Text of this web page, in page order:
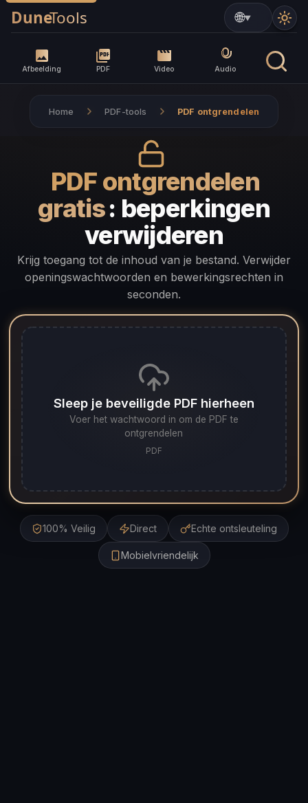
Afbeelding PDF Video Audio
▼
Home PDF-tools PDF ontgrendelen
PDF ontgrendelen
gratis: beperkingen
verwijderen
Krijg toegang tot de inhoud van je bestand. Verwijder
openingswachtwoorden en bewerkingsrechten in
seconden.
Sleep je beveiligde PDF hierheen
Voer het wachtwoord in om de PDF te
ontgrendelen
PDF
100% Veilig Direct Echte ontsleuteling
Mobielvriendelijk